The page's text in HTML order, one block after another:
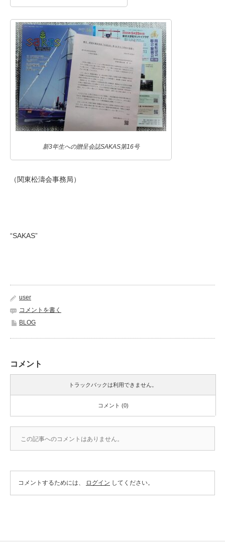
新3年生への贈呈会誌SAKAS第16号
（関東松濤会事務局）
“SAKAS”
user
コメントを書く
BLOG
コメント
トラックバックは利用できません。
コメント (0)
この記事へのコメントはありません。
コメントするためには、 ログイン してください。